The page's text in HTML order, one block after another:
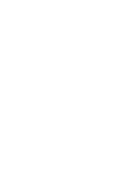
are used to help us